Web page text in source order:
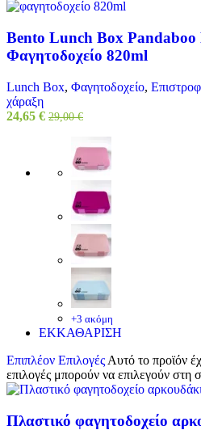
Bento Lunch Box Pandaboo
Φαγητοδοχείο 820ml
Lunch Box, Φαγητοδοχείο,
χάραξη
24,65 € 29,00€
+3 ακόμη
ΕΚΚΑΘΑΡΙΣΗ
Επιπλέον Επιλογές Αυτό το προϊόν
επιλογές μπορούν να επιλεγούν στη
Πλαστικό φαγητοδοχείο